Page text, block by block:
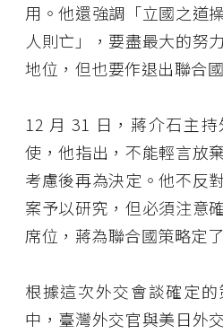
用。他還強調「立國之道
人則亡」，要盡最大的努
地位，但也要作退出聯合
12 月 31 日，蔣介石主
使，他指出，不能輕言放
考慮後再為決定。他不反
案予以研究，但必須注意
席位，蔣為聯合國策略定
根據這次外交會談確定
中，臺灣外交官與美日外